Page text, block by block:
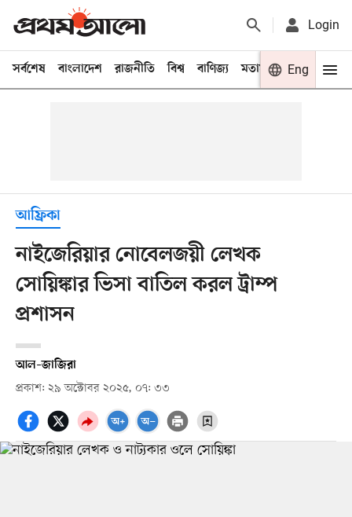
Login
সর্বশেষ বাংলাদেশ রাজনীতি বিশ্ব বাণিজ্য মতামত খেলা
Eng
আফ্রিকা
নাইজেরিয়ার নোবেলজয়ী লেখক
সোয়িঙ্কার ভিসা বাতিল করল ট্রাম্প
প্রশাসন
আল–জাজিরা
প্রকাশ: ২৯ অক্টোবর ২০২৫, ০৭: ৩৩